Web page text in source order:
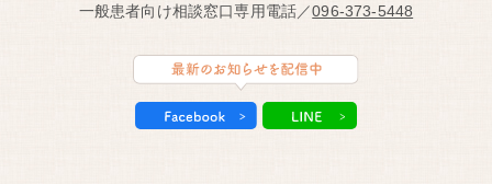
一般患者向け相談窓口専用電話／096-373-5448